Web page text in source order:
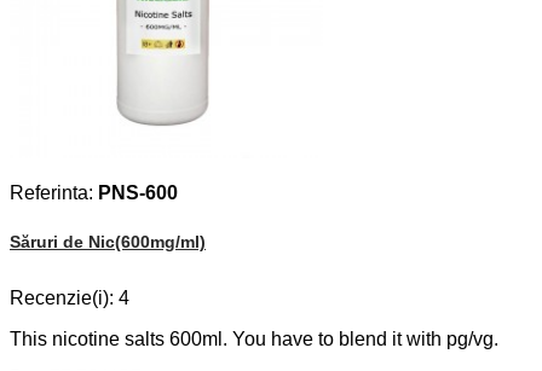
Referinta: PNS-600
Săruri de Nic(600mg/ml)
Recenzie(i): 4
This nicotine salts 600ml. You have to blend it with pg/vg.